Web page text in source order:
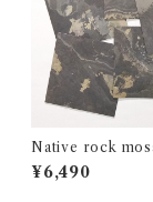
Native rock
¥6,490